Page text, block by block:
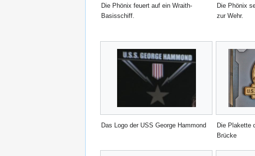
Die Phönix feuert auf ein Wraith-
Basisschiff.
Die Phönix
zur Wehr.
Das Logo der USS George Hammond
Die Plakette
Brücke